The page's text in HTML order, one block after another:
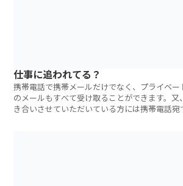
仕事に追われてる？
携帯電話で携帯メールだけでなく、プライベ
のメールもすべて受け取ることができます。又
き合いさせていただいている方には携帯電話宛